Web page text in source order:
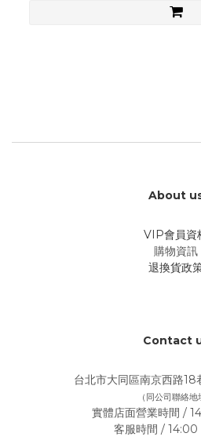
About
VIP會員資
購物資訊
退換貨政
Contact
台北市大同區南京西路18
（同公司聯絡地
實體店面營業時間 /
客服時間 /